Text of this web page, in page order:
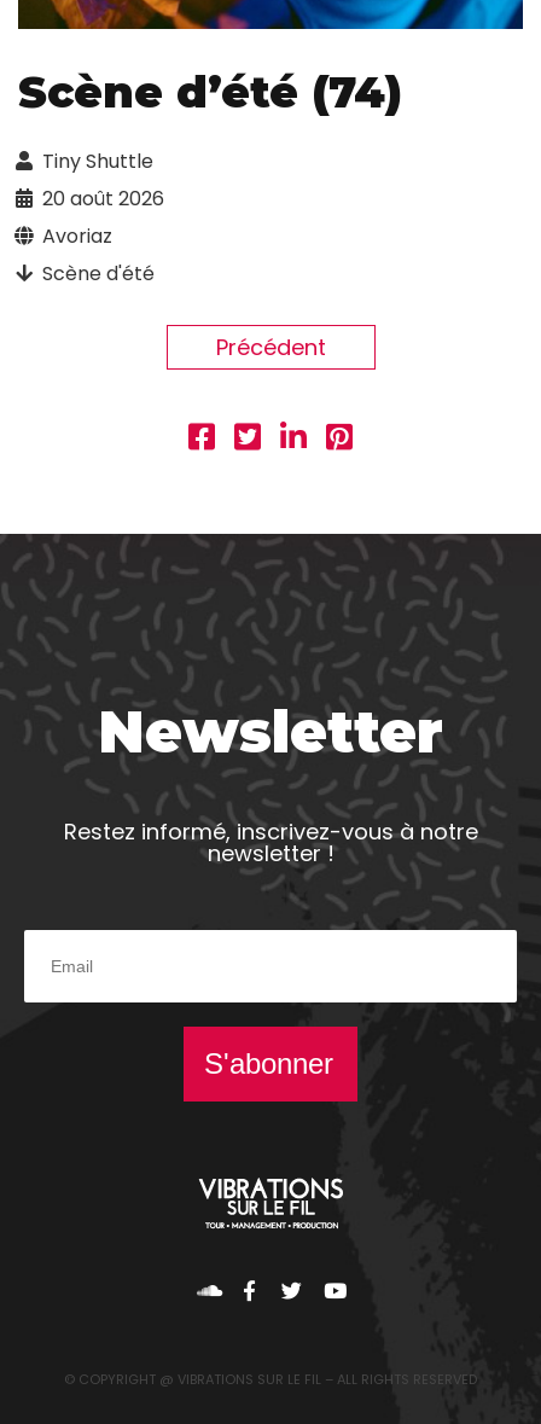
Scène d’été (74)
Tiny Shuttle
20 août 2026
Avoriaz
Scène d'été
Précédent
Newsletter
Restez informé, inscrivez-vous à notre
newsletter !
S'abonner
© COPYRIGHT @ VIBRATIONS SUR LE FIL – ALL RIGHTS RESERVED